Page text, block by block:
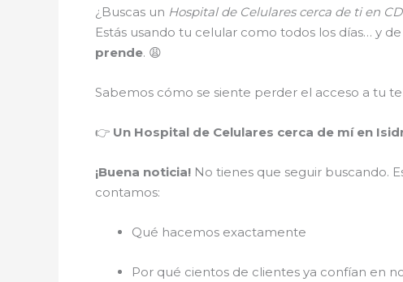
¿Buscas un Hospital de Celulares cerca de ti en
Estás usando tu celular como todos los días… y
prende. 😩
Sabemos cómo se siente perder el acceso a tu
👉 Un Hospital de Celulares cerca de mí en
¡Buena noticia! No tienes que seguir buscando.
contamos:
Qué hacemos exactamente
Por qué cientos de clientes ya confían en